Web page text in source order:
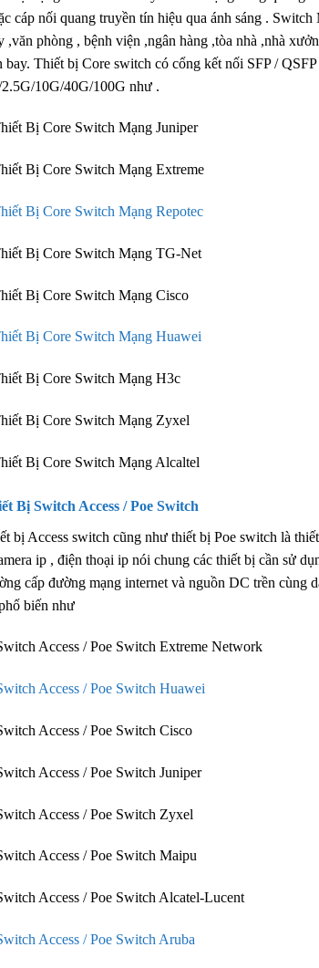
cáp nối quang truyền tín hiệu qua ánh sáng .
,văn phòng , bệnh viện ,ngân hàng ,tòa nhà ,nhà
bay. Thiết bị Core switch có cổng kết nối SFP /
10G/40G/100G như .
Bị Core Switch Mạng Juniper
Bị Core Switch Mạng Extreme
Bị Core Switch Mạng Repotec
Bị Core Switch Mạng TG-Net
Bị Core Switch Mạng Cisco
Bị Core Switch Mạng Huawei
Bị Core Switch Mạng H3c
Bị Core Switch Mạng Zyxel
Bị Core Switch Mạng Alcaltel
Bị Switch Access / Poe Switch
bị Access switch cũng như thiết bị Poe switch là
ip , điện thoại ip nói chung các thiết bị cần sử
cấp đường mạng internet và nguồn DC trền cùng
biến như
Access / Poe Switch Extreme Network
Access / Poe Switch Huawei
Access / Poe Switch Cisco
Access / Poe Switch Juniper
Access / Poe Switch Zyxel
Access / Poe Switch Maipu
Access / Poe Switch Alcatel-Lucent
Access / Poe Switch Aruba